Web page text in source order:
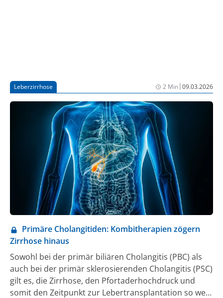
Leberzirrhose 2 Min|09.03.2026
Primäre Cholangitiden: Kombitherapien zögern
Zirrhose hinaus
Sowohl bei der primär biliären Cholangitis (PBC) als
auch bei der primär sklerosierenden Cholangitis (PSC)
gilt es, die Zirrhose, den Pfortaderhochdruck und
somit den Zeitpunkt zur Lebertransplantation so weit